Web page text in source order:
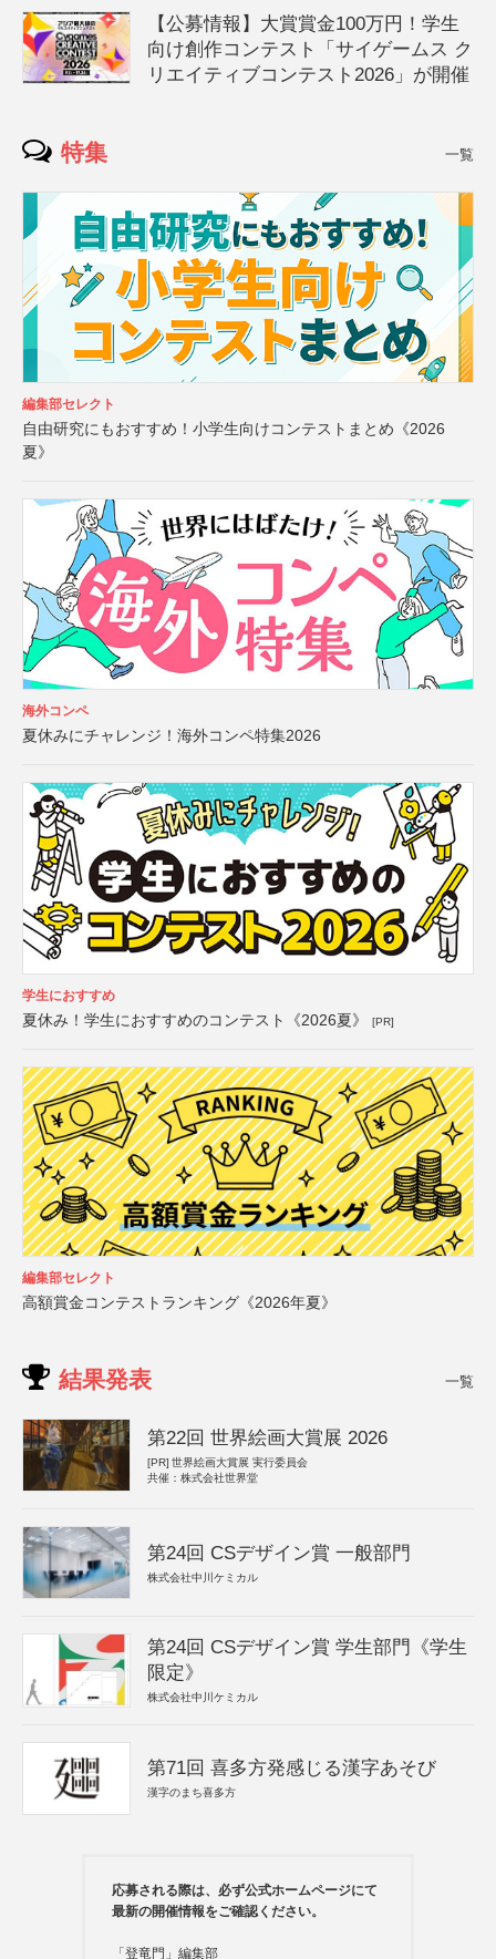
【公募情報】大賞賞金100万円！学生
向け創作コンテスト「サイゲームス ク
リエイティブコンテスト2026」が開催
特集 一覧
編集部セレクト
自由研究にもおすすめ！小学生向けコンテストまとめ《2026
夏》
海外コンペ
夏休みにチャレンジ！海外コンペ特集2026
学生におすすめ
夏休み！学生におすすめのコンテスト《2026夏》 [PR]
編集部セレクト
高額賞金コンテストランキング《2026年夏》
結果発表 一覧
第22回 世界絵画大賞展 2026
[PR] 世界絵画大賞展 実行委員会
共催：株式会社世界堂
第24回 CSデザイン賞 一般部門
株式会社中川ケミカル
第24回 CSデザイン賞 学生部門《学生
限定》
株式会社中川ケミカル
第71回 喜多方発感じる漢字あそび
漢字のまち喜多方
応募される際は、必ず公式ホームページにて
最新の開催情報をご確認ください。
「登竜門」編集部